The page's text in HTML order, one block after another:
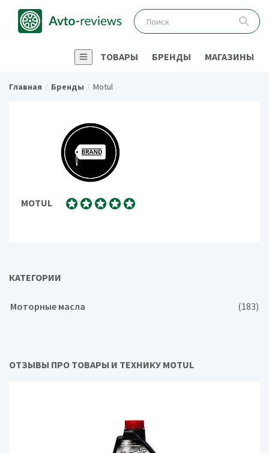
ТОВАРЫ БРЕНДЫ МАГАЗИНЫ
Главная Бренды Motul
MOTUL
КАТЕГОРИИ
Моторные масла (183)
ОТЗЫВЫ ПРО ТОВАРЫ И ТЕХНИКУ MOTUL